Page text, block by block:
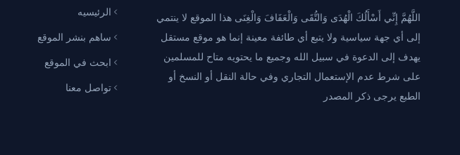
اللَّهُمَّ إِنِّي أَسْأَلُكَ الْهُدَى وَالتُّقَى وَالْعَفَافَ وَالْغِنَى هذا الموقع لا ينتمي
إلى أي جهة سياسية ولا يتبع أي طائفة معينة إنما هو موقع مستقل
يهدف إلى الدعوة في سبيل الله وجميع ما يحتويه متاح للمسلمين
على شرط عدم الإستعمال التجاري وفي حالة النقل أو النسخ أو
الطبع يرجى ذكر المصدر
الرئيسيه
ساهم بنشر الموقع
ابحث في الموقع
تواصل معنا